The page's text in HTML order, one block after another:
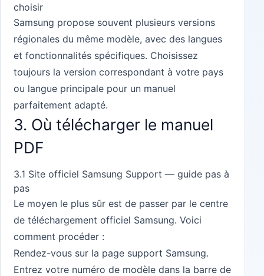
choisir
Samsung propose souvent plusieurs versions
régionales du même modèle, avec des langues
et fonctionnalités spécifiques. Choisissez
toujours la version correspondant à votre pays
ou langue principale pour un manuel
parfaitement adapté.
3. Où télécharger le manuel
PDF
3.1 Site officiel Samsung Support — guide pas à
pas
Le moyen le plus sûr est de passer par lecentre
de téléchargement officiel Samsung. Voici
comment procéder :
Rendez-vous sur la page support Samsung.
Entrez votre numéro de modèle dans la barre de